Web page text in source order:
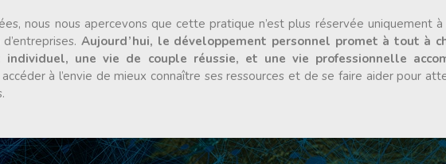
nous nous apercevons que cette pratique n’est plus réservée uniquement à
Aujourd’hui, le développement personnel promet à tout à
individuel, une vie de couple réussie, et une vie professionnelle
à l’envie de mieux connaître ses ressources et de se faire aider pour